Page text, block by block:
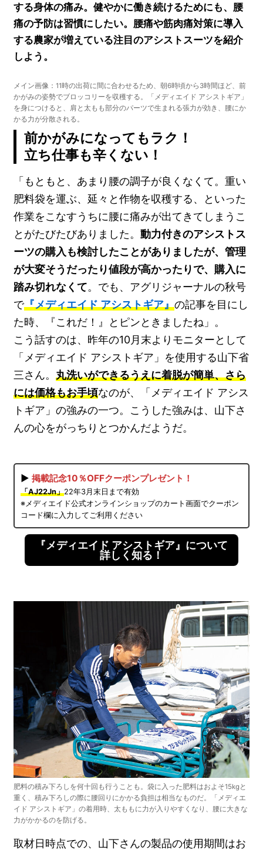
する身体の痛み。健やかに働き続けるためにも、腰
痛の予防は習慣にしたい。腰痛や筋肉痛対策に導入
する農家が増えている注目のアシストスーツを紹介
しよう。
メイン画像：11時の出荷に間に合わせるため、朝6時頃から3時間ほど、前
かがみの姿勢でブロッコリーを収穫する。「メディエイド アシストギア」
を身につけると、肩と太もも部分のパーツで生まれる張力が効き、腰にか
かる力が分散される。
前かがみになってもラク！
立ち仕事も辛くない！
「もともと、あまり腰の調子が良くなくて。重い
肥料袋を運ぶ、延々と作物を収穫する、といった
作業をこなすうちに腰に痛みが出てきてしまうこ
とがたびたびありました。動力付きのアシストス
ーツの購入も検討したことがありましたが、管理
が大変そうだったり値段が高かったりで、購入に
踏み切れなくて。でも、アグリジャーナルの秋号
で『メディエイド アシストギア』の記事を目にし
た時、『これだ！』とピンときましたね」。
こう話すのは、昨年の10月末よりモニターとして
「メディエイド アシストギア」を使用する山下省
三さん。丸洗いができるうえに着脱が簡単、さら
には価格もお手頃なのが、「メディエイド アシス
トギア」の強みの一つ。こうした強みは、山下さ
んの心をがっちりとつかんだようだ。
▶掲載記念10％OFFクーポンプレゼント！
「AJ22Jn」22年3月末日まで有効
※メディエイド公式オンラインショップのカート画面でクーポン
コード欄に入力してご利用ください
『メディエイド アシストギア』について
詳しく知る！
肥料の積み下ろしを何十回も行うことも。袋に入った肥料はおよそ15kgと
重く、積み下ろしの際に腰回りにかかる負担は相当なものだ。「メディエ
イド アシストギア」の着用時、太ももに力が入りやすくなり、腰に大きな
力がかかるのを防げる。
取材日時点での、山下さんの製品の使用期間はお